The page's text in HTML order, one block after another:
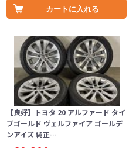
カートに入れる
【良好】トヨタ 20 アルファード タイ
プゴールド ヴェルファイア ゴールデ
ンアイズ 純正…